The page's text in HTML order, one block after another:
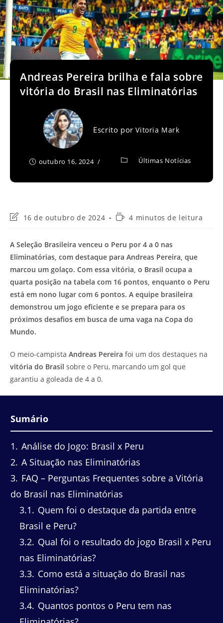
Andreas Pereira brilha e fala sobre
vitória do Brasil nas Eliminatórias
Escrito porVitoria Mark
outubro 16, 2024 Últimas Notícias
Última
post:
16 de outubro de 2024
Tempo4 minutos de leitura
A Seleção Brasileira venceu o Peru por 4 a 0 nas
Eliminatórias, com destaque para Andreas Pereira, que
marcou um golaço. Com essa vitória, o Brasil ocupa a
quarta posição na tabela com 16 pontos, enquanto o Peru
está em nono lugar com 6 pontos. A equipe brasileira
demonstrou um jogo eficiente e se prepara para os
próximos desafios em busca de uma vaga na Copa do
Mundo.
O meio-campista Andreas Pereira foi um dos destaques na
vitória do Brasil sobre o Peru, marcando um gol que
garantiu a goleada de 4 a 0.
Sumário
1
Análise do Jogo: Brasil x Peru
2 A Situação nas Eliminatórias
3 FAQ – Perguntas Frequentes sobre a Vitória
do Brasil nas Eliminatórias
3.1
Quem foi o destaque da partida entre
Brasil e Peru?
3.2 Qual foi o resultado do jogo Brasil x Peru
nas Eliminatórias?
3.3 Como está a situação do Brasil nas
Eliminatórias?
3.4 Quantos pontos o Peru tem nas